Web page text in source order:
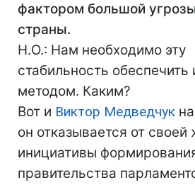
фактором большой
страны.
Н.О.: Нам необходимо эту
стабильность
методом. Каким?
Вот и Виктор Медведчук
он отказывается от своей
инициативы
правительства